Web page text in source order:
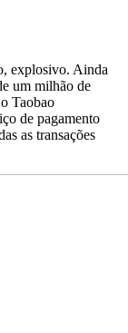
explosivo. Ainda
um milhão de
Taobao
de pagamento
as transações